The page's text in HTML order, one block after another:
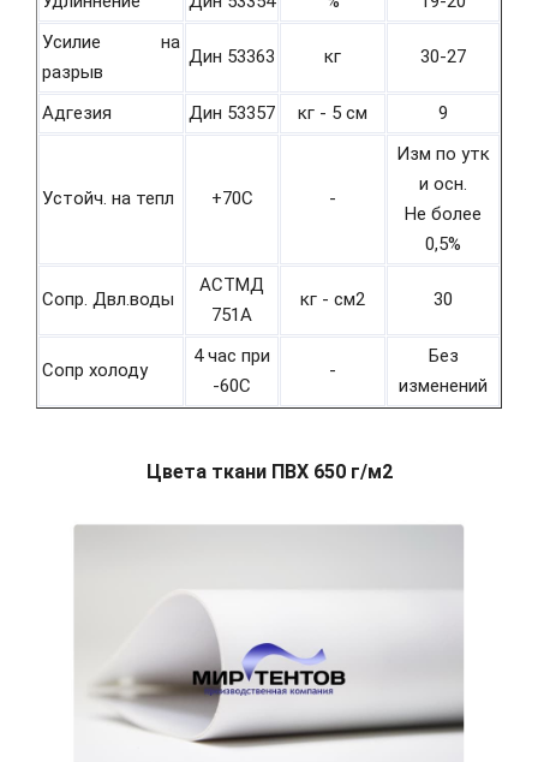
Усилие на
разрыв
Дин 53363 кг 30-27
Адгезия Дин 53357 кг - 5 см 9
Устойч. на тепл +70С -
Изм по утк
и осн.
Не более
0,5%
Сопр. Двл.воды
АСТМД
751А
кг - см2 30
Сопр холоду
4 час при
-60С
-
Без
изменений
Цвета ткани ПВХ 650 г/м2